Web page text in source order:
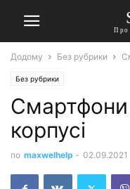
Про
Додому Без рубрики
Без рубрики
корпусі
по maxwelhelp - 02.09.2021